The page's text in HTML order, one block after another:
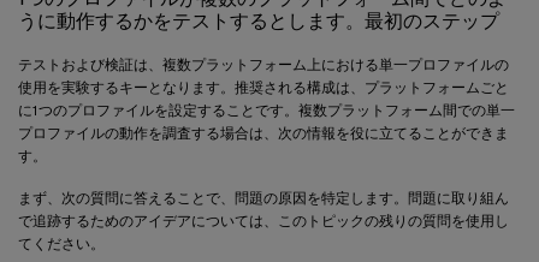
うに動作するかをテストするとします。最初のステップ
テストおよび検証は、複数プラットフォーム上における単一プロファイルの
使用を実験するキーとなります。推奨される構成は、プラットフォームごと
に1つのプロファイルを設定することです。複数プラットフォーム間での単一
プロファイルの動作を調査する場合は、次の情報を役に立てることができま
す。
まず、次の質問に答えることで、問題の原因を特定します。問題に取り組ん
で追跡するためのアイデアについては、このトピックの残りの質問を使用し
てください。